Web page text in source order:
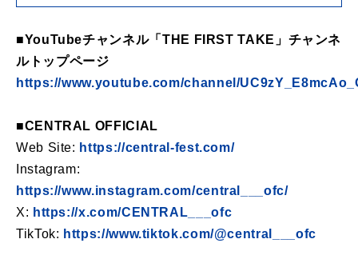
■YouTubeチャンネル「THE FIRST TAKE」チャンネ
ルトップページ
https://www.youtube.com/channel/
■CENTRAL OFFICIAL
Web Site: https://central-fest.com/
Instagram:
https://www.instagram.com/central___ofc/
X: https://x.com/CENTRAL___ofc
TikTok: https://www.tiktok.com/@central___ofc